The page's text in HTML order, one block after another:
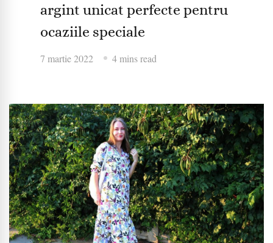
argint unicat perfecte pentru
ocaziile speciale
7 martie 2022 4 mins read